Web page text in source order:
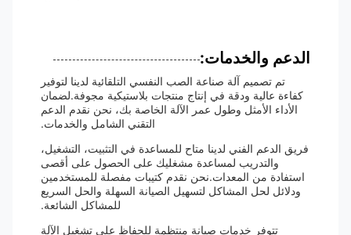
الدعم والخدمات:
تم تصميم آلة صناعة الصب النفسي التلقائية لدينا لتوفير
كفاءة عالية ودقة في إنتاج منتجات بلاستيكية مجوفة.لضمان
الأداء الأمثل وطول عمر الآلة الخاصة بك، نحن نقدم الدعم
التقني الشامل والخدمات.
فريق الدعم الفني لدينا متاح للمساعدة في التثبيت، التشغيل،
والتدريب لمساعدة مشغليك على الحصول على أقصى
استفادة من المعدات.نحن نقدم كتيبات مفصلة للمستخدمين
ودلائل لحل المشاكل لتسهيل الصيانة السهلة والحل السريع
للمشاكل الشائعة.
تتوفر خدمات صيانة منتظمة للحفاظ على تشغيل الآلة